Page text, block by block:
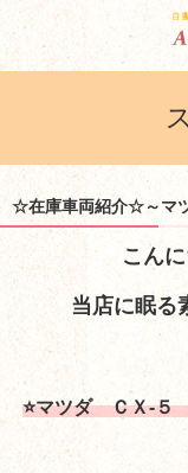
☆在庫車両紹介☆～マ
こん
当店に眠る
⭐マツダ ＣＸ-